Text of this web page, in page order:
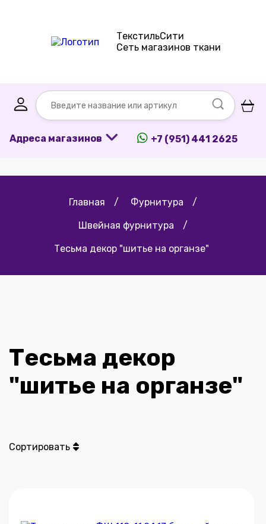
ТекстильСити
Сеть магазинов ткани
Адреса магазинов +7 (951) 441 2625
Главная / Фурнитура /
Швейная фурнитура /
Тесьма декор "шитье на органзе"
Тесьма декор
"шитье на органзе"
Сортировать